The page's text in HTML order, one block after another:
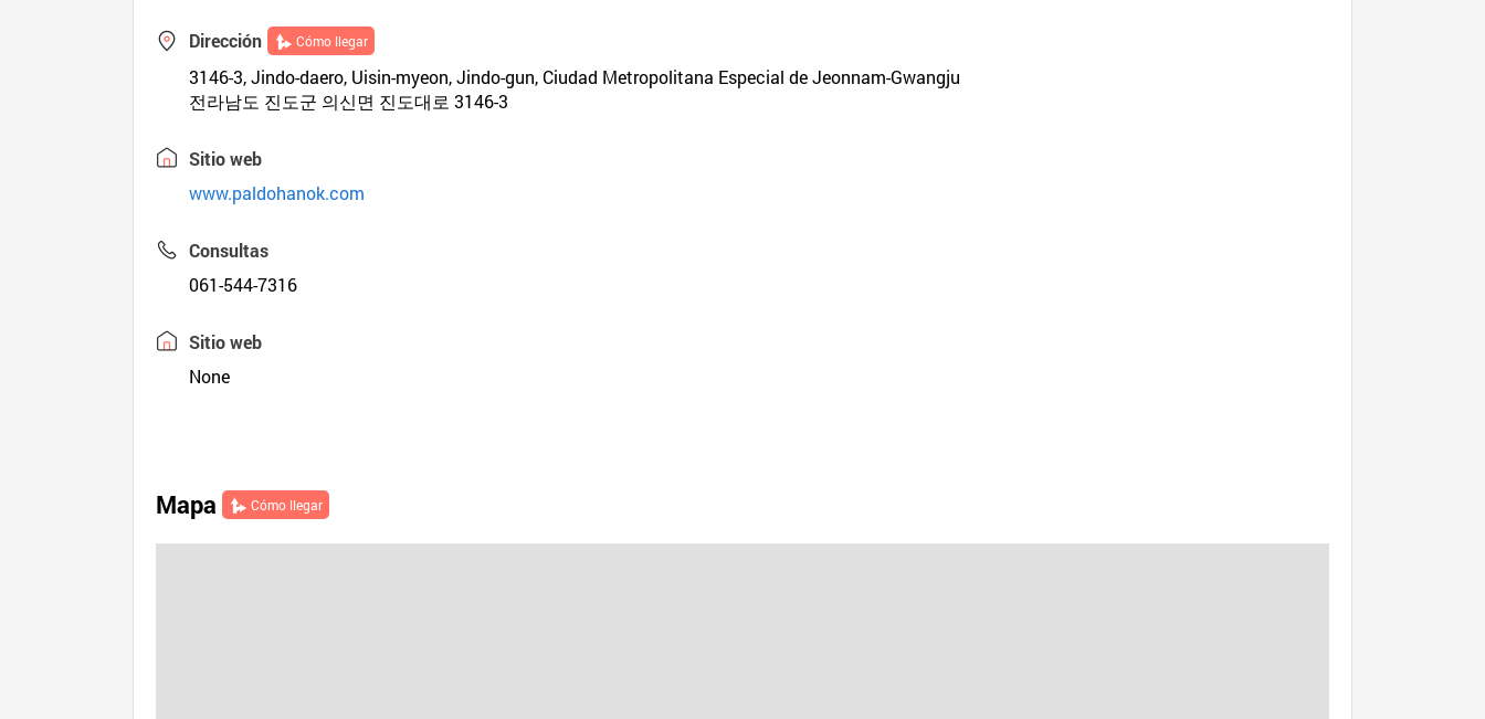
Dirección Cómo llegar
3146-3, Jindo-daero, Uisin-myeon, Jindo-gun, Ciudad Metropolitana Especial de Jeonnam-Gwangju
전라남도 진도군 의신면 진도대로 3146-3
Sitio web
www.paldohanok.com
Consultas
061-544-7316
Sitio web
None
Mapa Cómo llegar